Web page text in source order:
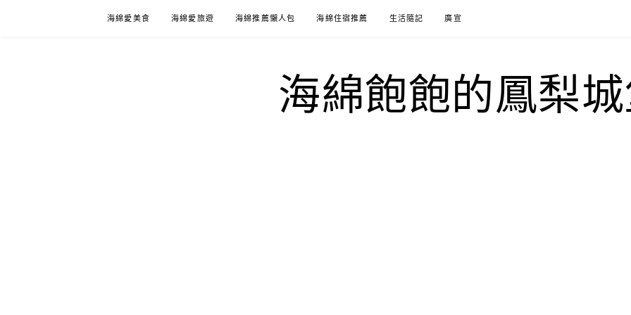
海綿愛美食 海綿愛旅遊 海綿推薦懶人包 海綿住宿推薦 生活隨記 廣宣
海綿飽飽的鳳梨